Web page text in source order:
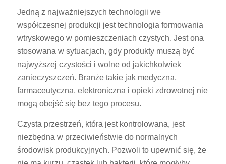
Jedną z najważniejszych technologii we
współczesnej produkcji jest technologia formowania
wtryskowego w pomieszczeniach czystych. Jest ona
stosowana w sytuacjach, gdy produkty muszą być
najwyższej czystości i wolne od jakichkolwiek
zanieczyszczeń. Branże takie jak medyczna,
farmaceutyczna, elektroniczna i opieki zdrowotnej nie
mogą obejść się bez tego procesu.
Czysta przestrzeń, która jest kontrolowana, jest
niezbędna w przeciwieństwie do normalnych
środowisk produkcyjnych. Pozwoli to upewnić się, że